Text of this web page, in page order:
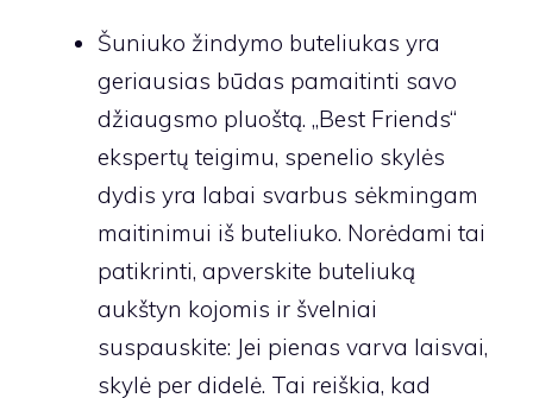
Šuniuko žindymo buteliukas yra
geriausias būdas pamaitinti savo
džiaugsmo pluoštą. „Best Friends“
ekspertų teigimu, spenelio skylės
dydis yra labai svarbus sėkmingam
maitinimui iš buteliuko. Norėdami tai
patikrinti, apverskite buteliuką
aukštyn kojomis ir švelniai
suspauskite: Jei pienas varva laisvai,
skylė per didelė. Tai reiškia, kad